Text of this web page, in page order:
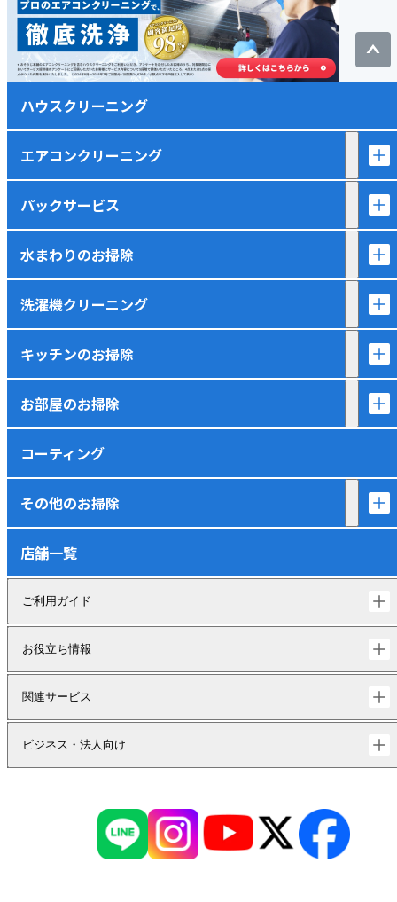
ハウスクリーニング
エアコンクリーニング
パックサービス
水まわりのお掃除
洗濯機クリーニング
キッチンのお掃除
お部屋のお掃除
コーティング
その他のお掃除
店舗一覧
ご利用ガイド
お役立ち情報
関連サービス
ビジネス・法人向け